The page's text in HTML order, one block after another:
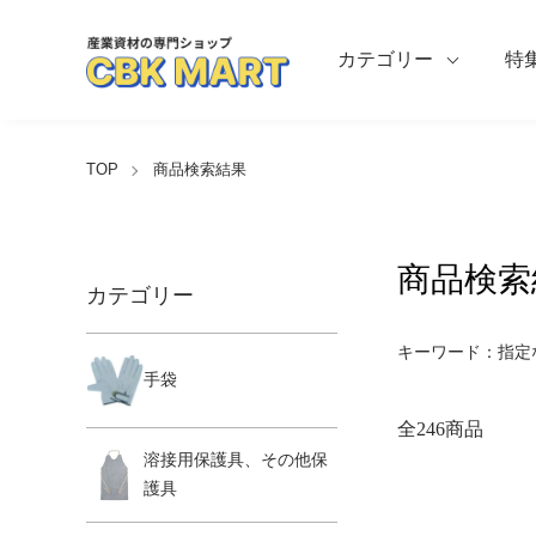
カテゴリー 特
TOP 商品検索結果
商品検
キーワード：指定
全246商品
カテゴリー
手袋
溶接用保護具、その他保
護具